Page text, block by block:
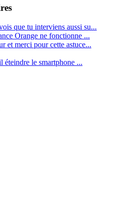
que tu interviens aussi su...
Orange ne fonctionne ...
et merci pour cette astuce...
éteindre le smartphone ...